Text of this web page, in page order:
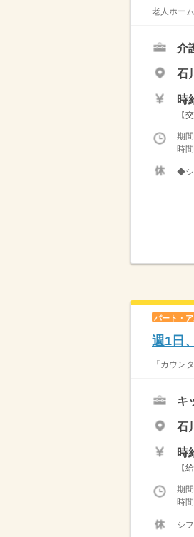
老人ホー
介
石
時
【
期
時
◆シ
パート・
週1日
「カウン
キ
石
時
【
期
時
シ